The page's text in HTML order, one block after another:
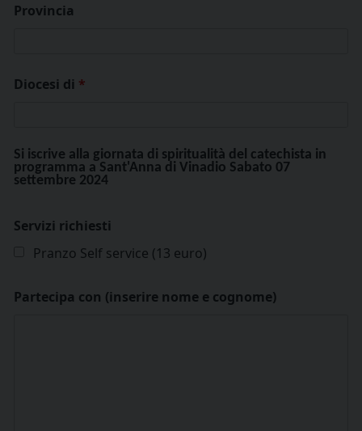
Provincia
Diocesi di *
Si iscrive alla giornata di spiritualità del catechista in
programma a Sant'Anna di Vinadio Sabato 07
settembre 2024
Servizi richiesti
Pranzo Self service (13 euro)
Partecipa con (inserire nome e cognome)